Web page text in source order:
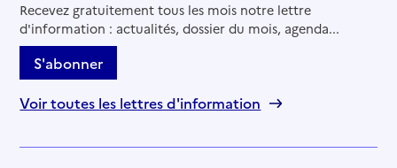
Recevez gratuitement tous les mois notre lettre
d'information : actualités, dossier du mois, agenda...
S'abonner
Voir toutes les lettres d'information